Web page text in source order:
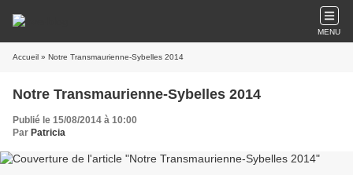
MENU
Accueil » Notre Transmaurienne-Sybelles 2014
Notre Transmaurienne-Sybelles 2014
Publié le 15/08/2014 à 10:00
Par Patricia